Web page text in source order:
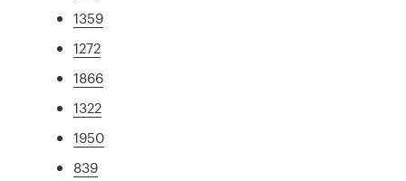
1359
1272
1866
1322
1950
839